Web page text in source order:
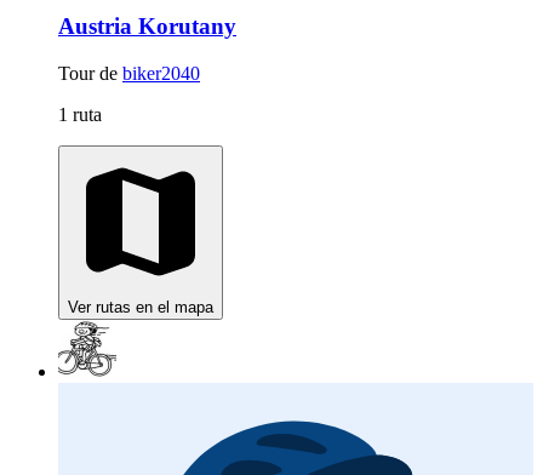
Austria Korutany
Tour de biker2040
1 ruta
Ver rutas en el mapa